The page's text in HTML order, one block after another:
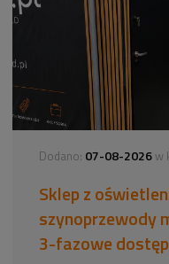
Dodano: 07-08-2026 w
Sklep z
szynoprzewody
3-fazowe